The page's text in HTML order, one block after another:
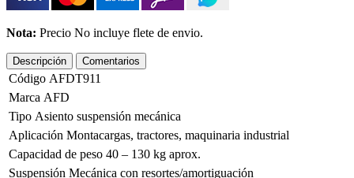
Nota: Precio No incluye flete de envio.
Descripción Comentarios
Código AFDT911
Marca AFD
Tipo Asiento suspensión mecánica
Aplicación Montacargas, tractores, maquinaria industrial
Capacidad de peso 40 – 130 kg aprox.
Suspensión Mecánica con resortes/amortiguación